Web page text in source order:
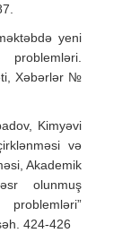
yeni
Xəbərlər №
Kimyəvi
və
Akademik
olunmuş
424-426